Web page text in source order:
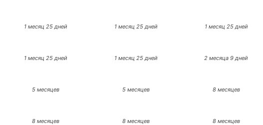
1 месяц 25 дней 1 месяц 25 дней 1 месяц 25 дней
1 месяц 25 дней 1 месяц 25 дней 2 месяца 9 дней
5 месяцев 5 месяцев 8 месяцев
8 месяцев 8 месяцев 8 месяцев